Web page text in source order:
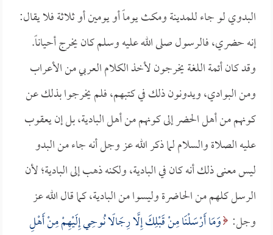
البدوي لو جاء للمدينة ومكث يوماً أو يومين أو ثلاثة فلا يقال:
إنه حضري، فالرسول صلى الله عليه وسلم كان يخرج أحياناً.
وقد كان أئمة اللغة يخرجون لأخذ الكلام العربي من الأعراب
ومن البوادي، ويدونون ذلك في كتبهم، فلم يخرجوا بذلك عن
كونهم من أهل الحضر إلى كونهم من أهل البادية، بل إن يعقوب
عليه الصلاة والسلام لما ذكر الله عز وجل أنه جاء من البدو
ليس معنى ذلك أنه كان في البادية، ولكنه ذهب إلى البادية؛ لأن
الرسل كلهم من الحاضرة وليسوا من البادية، كما قال الله عز
وجل: وَمَا أَرْسَلْنَا مِنْ قَبْلِكَ إِلَّا رِجَالًا نُوحِي إِلَيْهِمْ مِنْ أَهْلِ